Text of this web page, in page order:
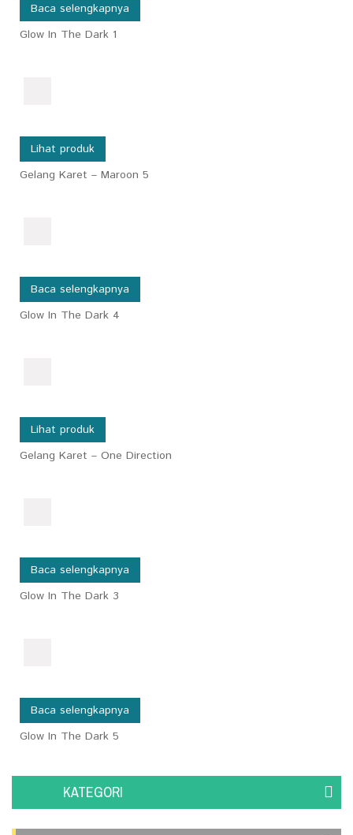
Baca selengkapnya
Glow In The Dark 1
Lihat produk
Gelang Karet – Maroon 5
Baca selengkapnya
Glow In The Dark 4
Lihat produk
Gelang Karet – One Direction
Baca selengkapnya
Glow In The Dark 3
Baca selengkapnya
Glow In The Dark 5
KATEGORI